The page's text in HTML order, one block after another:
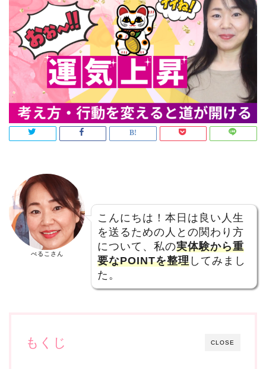
べるこさん
こんにちは！本日は良い人生
を送るための人との関わり方
について、私の実体験から重
要なPOINTを整理 してみまし
た。
CLOSE
もくじ